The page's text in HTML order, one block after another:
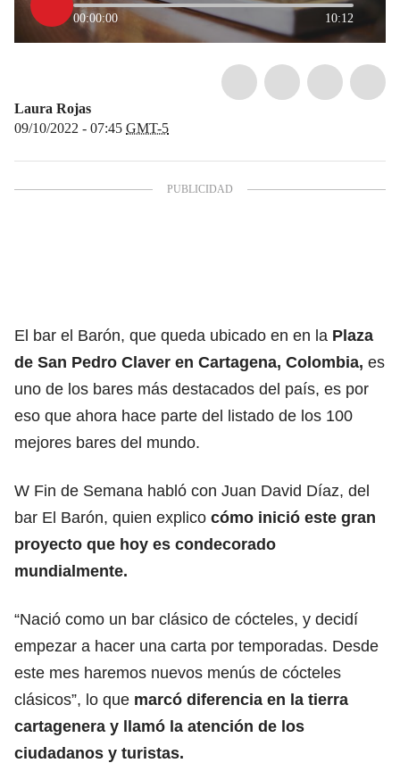
00:00:00 10:12
Laura Rojas
09/10/2022 - 07:45 GMT-5
El bar el Barón, que queda ubicado en en la Plaza
de San Pedro Claver en Cartagena, Colombia, es
uno de los bares más destacados del país, es por
eso que ahora hace parte del listado de los 100
mejores bares del mundo.
W Fin de Semana habló con Juan David Díaz, del
bar El Barón, quien explico cómo inició este gran
proyecto que hoy es condecorado
mundialmente.
“Nació como un bar clásico de cócteles, y decidí
empezar a hacer una carta por temporadas. Desde
este mes haremos nuevos menús de cócteles
clásicos”, lo que marcó diferencia en la tierra
cartagenera y llamó la atención de los
ciudadanos y turistas.